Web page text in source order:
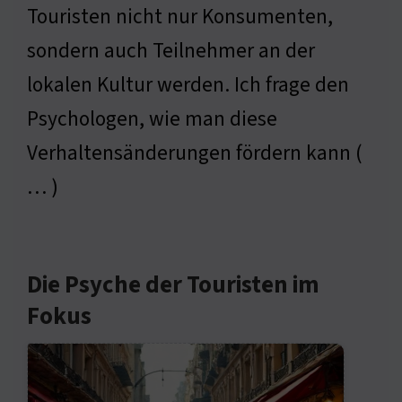
Touristen nicht nur Konsumenten,
sondern auch Teilnehmer an der
lokalen Kultur werden. Ich frage den
Psychologen, wie man diese
Verhaltensänderungen fördern kann (
… )
Die Psyche der Touristen im
Fokus